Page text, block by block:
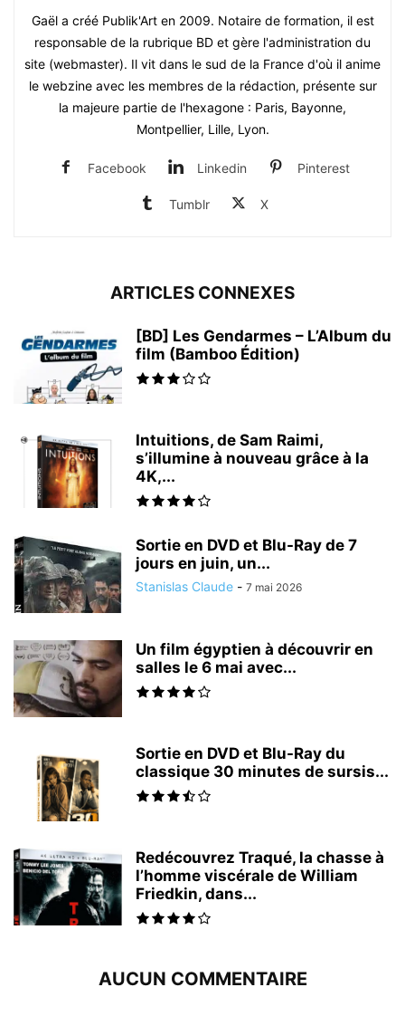
Gaël a créé Publik'Art en 2009. Notaire de formation, il est
responsable de la rubrique BD et gère l'administration du
site (webmaster). Il vit dans le sud de la France d'où il anime
le webzine avec les membres de la rédaction, présente sur
la majeure partie de l'hexagone : Paris, Bayonne,
Montpellier, Lille, Lyon.
Facebook Linkedin Pinterest
Tumblr X
ARTICLES CONNEXES
[BD] Les Gendarmes – L’Album du
film (Bamboo Édition)
Intuitions, de Sam Raimi,
s’illumine à nouveau grâce à la
4K,...
Sortie en DVD et Blu-Ray de 7
jours en juin, un...
Stanislas Claude - 7 mai 2026
Un film égyptien à découvrir en
salles le 6 mai avec...
Sortie en DVD et Blu-Ray du
classique 30 minutes de sursis...
Redécouvrez Traqué, la chasse à
l’homme viscérale de William
Friedkin, dans...
AUCUN COMMENTAIRE